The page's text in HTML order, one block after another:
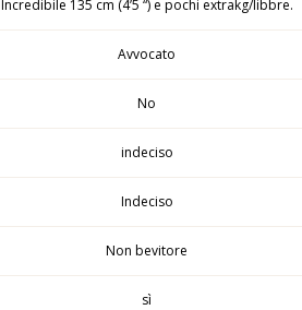
Incredibile 135 cm (4’5 “) e pochi extrakg/libbre.
Avvocato
No
indeciso
Indeciso
Non bevitore
sì